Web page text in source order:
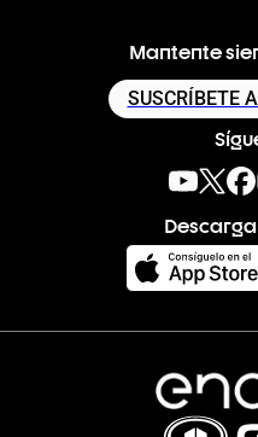
Mantente
SUSCRÍBETE